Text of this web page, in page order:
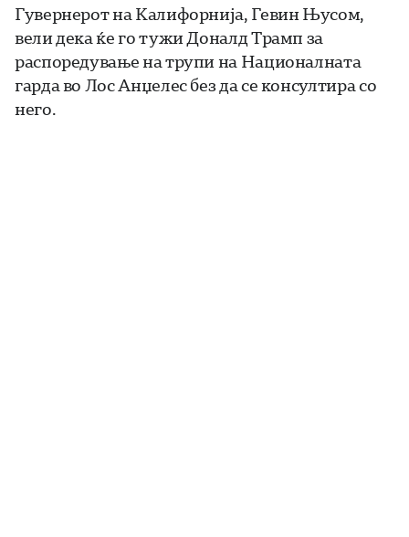
Гувернерот на Калифорнија, Гевин Њусом,
вели дека ќе го тужи Доналд Трамп за
распоредување на трупи на Националната
гарда во Лос Анџелес без да се консултира со
него.